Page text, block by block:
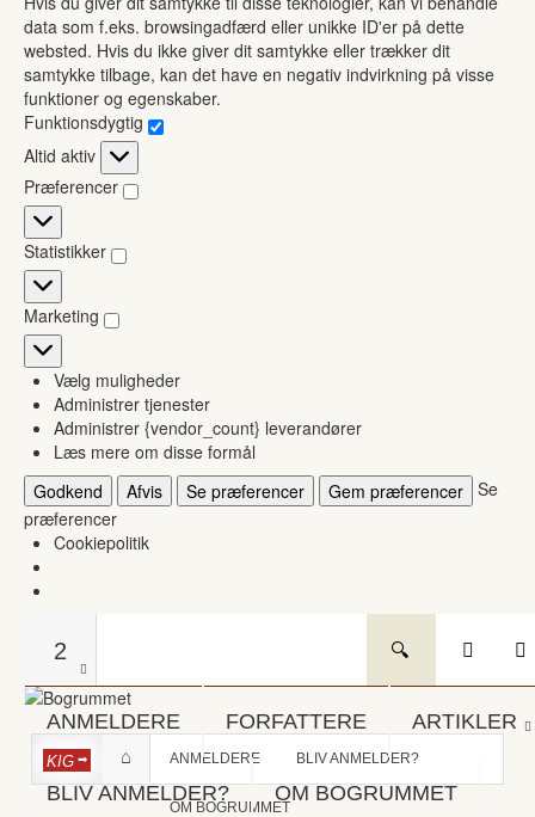
data som f.eks. browsingadfærd eller unikke ID'er på dette
websted. Hvis du ikke giver dit samtykke eller trækker dit
samtykke tilbage, kan det have en negativ indvirkning på visse
funktioner og egenskaber.
Funktionsdygtig
Funktionsdygtig
Altid aktiv
Præferencer
Præferencer
Statistikker
Statistikker
Marketing
Marketing
Vælg muligheder
Administrer tjenester
Administrer {vendor_count} leverandører
Læs mere om disse formål
Godkend
Afvis Se præferencer Gem præferencer Se
præferencer
Cookiepolitik
2
ANMELDERE FORFATTERE ARTIKLER
BLIV ANMELDER? OM BOGRUMMET
KIG ANMELDERE BLIV ANMELDER?
OM BOGRUMMET